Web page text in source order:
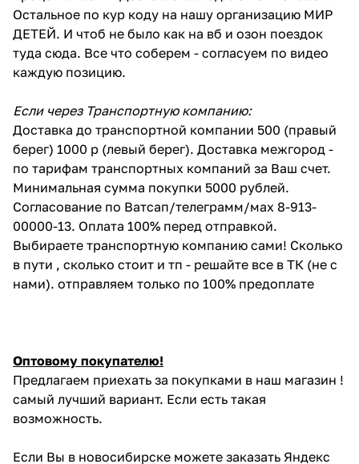
Остальное по кур коду на нашу организацию МИР
ДЕТЕЙ. И чтоб не было как на вб и озон поездок
туда сюда. Все что соберем - согласуем по видео
каждую позицию.
Если через Транспортную компанию:
Доставка до транспортной компании 500 (правый
берег) 1000 р (левый берег). Доставка межгород -
по тарифам транспортных компаний за Ваш счет.
Минимальная сумма покупки 5000 рублей.
Согласование по Ватсап/телеграмм/мах 8-913-
00000-13. Оплата 100% перед отправкой.
Выбираете транспортную компанию сами! Сколько
в пути , сколько стоит и тп - решайте все в ТК (не с
нами). отправляем только по 100% предоплате
Оптовому покупателю!
Предлагаем приехать за покупками в наш магазин !
самый лучший вариант. Если есть такая
возможность.
Если Вы в новосибирске можете заказать Яндекс